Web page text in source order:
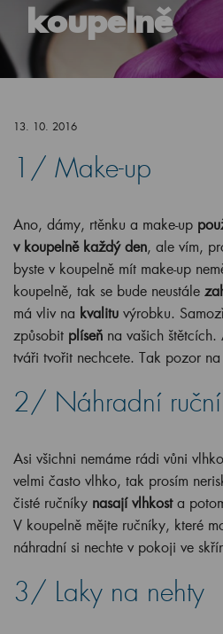
koupelně
13. 10. 2016
1/ Make-up
Ano, dámy, rtěnku a make-up
v koupelně každý den, ale vím,
byste v koupelně mít make-up
koupelně, tak se bude neustále
má vliv na kvalitu výrobku.
způsobit plíseň na vašich
tváři tvořit nechcete. Tak pozor
2/ Náhradní
Asi všichni nemáme rádi vůni
velmi často vlhko, tak prosím
čisté ručníky nasají vlhkosta
V koupelně mějte ručníky, které
náhradní si nechte v pokoji ve
3/ Laky na nehty